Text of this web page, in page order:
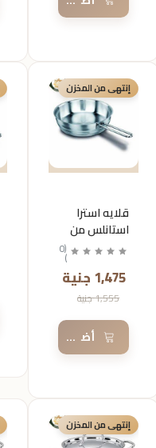
إنتهى من المخزن
قلايه استرا
استانلس من
كركوماز (
0
)
1,475 جنية
1,555 جنية
أضف إلى السلة
إنتهى من المخزن